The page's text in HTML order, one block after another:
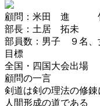
顧問：米田 進
部長：土居 拓未
部員数：男子 ９名
目標
全国・四国大会出場
顧問の一言
剣道は剣の理法の修錬
人間形成の道である